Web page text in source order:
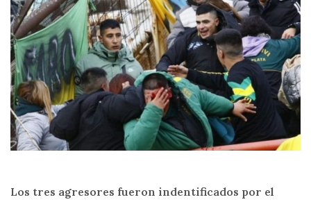
Los tres agresores fueron indentificados por el